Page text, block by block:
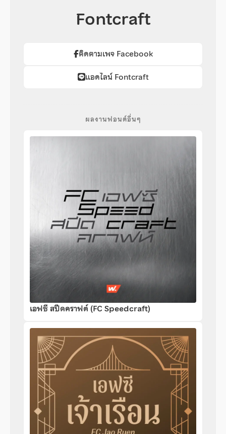
Fontcraft
ติดตามเพจ Facebook
แอดไลน์ Fontcraft
ผลงานฟอนต์อื่นๆ
เอฟซี สปีดคราฟต์ (FC Speedcraft)